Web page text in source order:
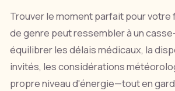
Trouver le moment parfait pour
de genre peut ressembler à un
équilibrer les délais médicaux, la
invités, les considérations
propre niveau d'énergie—tout en